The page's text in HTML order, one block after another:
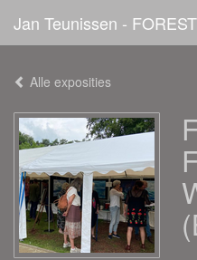
Alle exposities